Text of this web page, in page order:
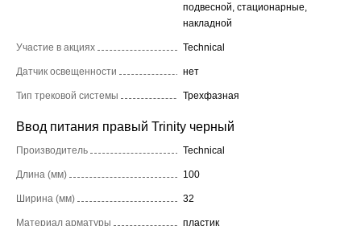
подвесной, стационарные,
накладной
Участие в акциях Technical
Датчик освещенности нет
Тип трековой системы Трехфазная
Ввод питания правый Trinity черный
Производитель Technical
Длина (мм) 100
Ширина (мм) 32
Материал арматуры пластик